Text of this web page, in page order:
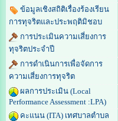
ข้อมูลเชิงสถิติเรื่องร้องเรียน
การทุจริตและประพฤติมิชอบ
การประเมินความเสี่ยงการ
ทุจริตประจำปี
การดำเนินการเพื่อจัดการ
ความเสี่ยงการทุจริต
ผลการประเมิน (Local
Performance Assessment :LPA)
คะแนน (ITA) เทศบาลตำบล